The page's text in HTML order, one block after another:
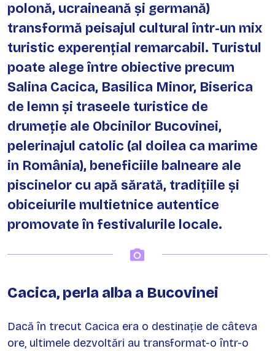
polonă, ucraineană și germană)
transformă peisajul cultural într-un mix
turistic experențial remarcabil. Turistul
poate alege între obiective precum
Salina Cacica, Basilica Minor, Biserica
de lemn și traseele turistice de
drumeție ale Obcinilor Bucovinei,
pelerinajul catolic (al doilea ca marime
in România), beneficiile balneare ale
piscinelor cu apă sărată, tradițiile și
obiceiurile multietnice autentice
promovate în festivalurile locale.
Cacica, perla alba a Bucovinei
Dacă în trecut Cacica era o destinație de câteva
ore, ultimele dezvoltări au transformat-o într-o